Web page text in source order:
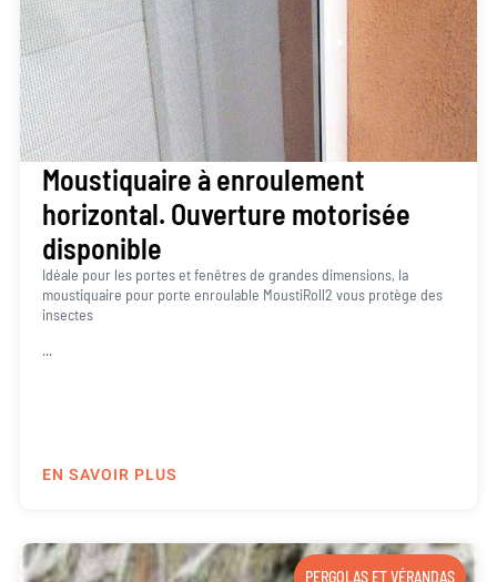
Moustiquaire à enroulement
horizontal. Ouverture motorisée
disponible
Idéale pour les portes et fenêtres de grandes dimensions, la
moustiquaire pour porte enroulable MoustiRoll2 vous protège des
insectes
...
EN SAVOIR PLUS
PERGOLAS ET VÉRANDAS